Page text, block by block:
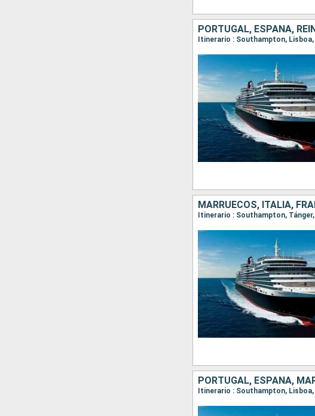
PORTUGAL, ESPAÑA,
Itinerario : Southampton,
MARRUECOS, ITALIA,
Itinerario : Southampton,
PORTUGAL, ESPAÑA,
Itinerario : Southampton,